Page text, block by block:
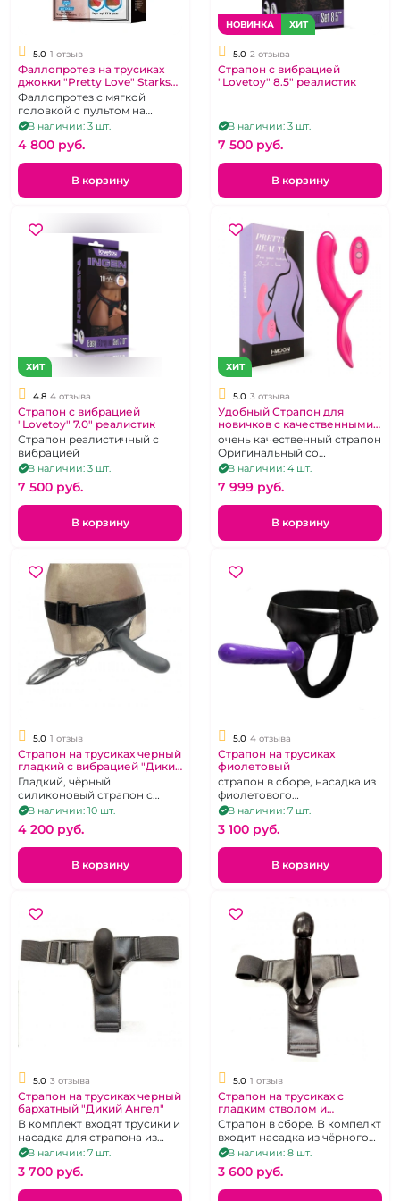
5.0 1 отзыв
Фаллопротез на трусиках
джокки "Pretty Love" Starks
мулат реалистик
Фаллопротез с мягкой
головкой с пультом на
трусиках
В наличии: 3 шт.
4 800 pуб.
В корзину
НОВИНКА ХИТ
5.0 2 отзыва
Страпон с вибрацией
"Lovetoy" 8.5" реалистик
В наличии: 3 шт.
7 500 pуб.
В корзину
ХИТ
4.8 4 отзыва
Страпон с вибрацией
"Lovetoy" 7.0" реалистик
Страпон реалистичный с
вибрацией
В наличии: 3 шт.
7 500 pуб.
В корзину
ХИТ
5.0 3 отзыва
Удобный Страпон для
новичков с качественными
трусиками и вибрацией на
д/у "I-Moon" Pretty Beauty
очень качественный страпон
Оригинальный со
стимуляцией клитора и
удобной посадкой.
В наличии: 4 шт.
7 999 pуб.
В корзину
5.0 1 отзыв
Страпон на трусиках черный
гладкий с вибрацией "Дикий
Ангел - 2"
Гладкий, чёрный
силиконовый страпон с
вибрацией и
дистанционным
управлением с трусиками в
комплекте.
В наличии: 10 шт.
4 200 pуб.
В корзину
5.0 4 отзыва
Страпон на трусиках
фиолетовый
страпон в сборе, насадка из
фиолетового
термопластичного каучука,
штырек-коннектор
В наличии: 7 шт.
3 100 pуб.
В корзину
5.0 3 отзыва
Страпон на трусиках черный
бархатный "Дикий Ангел"
В комплект входят трусики и
насадка для страпона из
чёрного силикона.
В наличии: 7 шт.
3 700 pуб.
5.0 1 отзыв
Страпон на трусиках с
гладким стволом и
головкой "Черный кофе"
Страпон в сборе. В компелкт
входит насадка из чёрного
силикона и трусики.
В наличии: 8 шт.
3 600 pуб.